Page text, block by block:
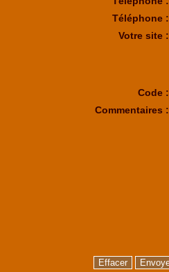
Téléphone :
Votre site :
Code :
Commentaires :